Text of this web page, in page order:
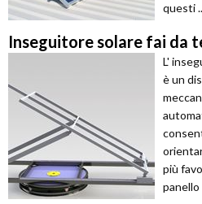
questi
Inseguitore solare fai da
L'
è un
più
panello